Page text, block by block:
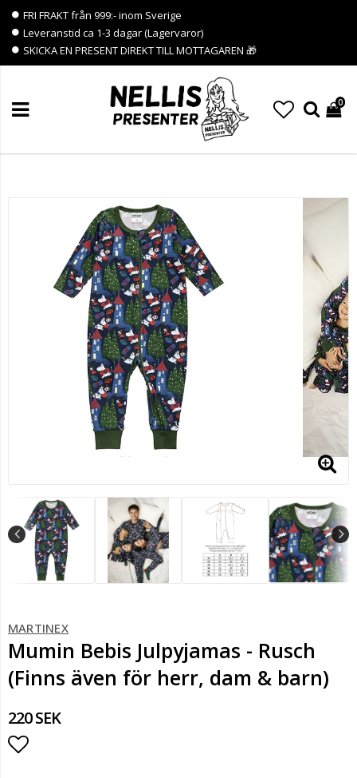
FRI FRAKT från 999:- inom Sverige
Leveranstid ca 1-3 dagar (Lagervaror)
SKICKA EN PRESENT DIREKT TILL MOTTAGAREN 🎁
0
MARTINEX
Mumin Bebis Julpyjamas - Rusch
(Finns även för herr, dam & barn)
220 SEK